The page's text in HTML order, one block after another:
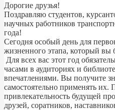
Дорогие друзья!
Поздравляю студентов,
научных работников
года!
Сегодня особый день для
жизненного этапа, который вы
Для всех вас этот год
часами в аудиториях и
впечатлениями. Вы получите
самостоятельно применять их.
привлекательность будущей
друзей, соратников,